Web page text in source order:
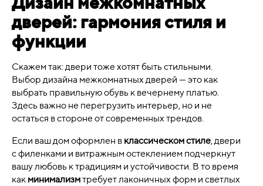
дверей: гармония стиля и
функции
Скажем так: двери тоже хотят быть стильными.
Выбор дизайна межкомнатных дверей — это как
выбрать правильную обувь к вечернему платью.
Здесь важно не перегрузить интерьер, но и не
остаться в стороне от современных трендов.
Если ваш дом оформлен в классическом стиле, двери
с филенками и витражным остеклением подчеркнут
вашу любовь к традициям и устойчивости. В то время
как минимализмтребует лаконичных форм и светлых